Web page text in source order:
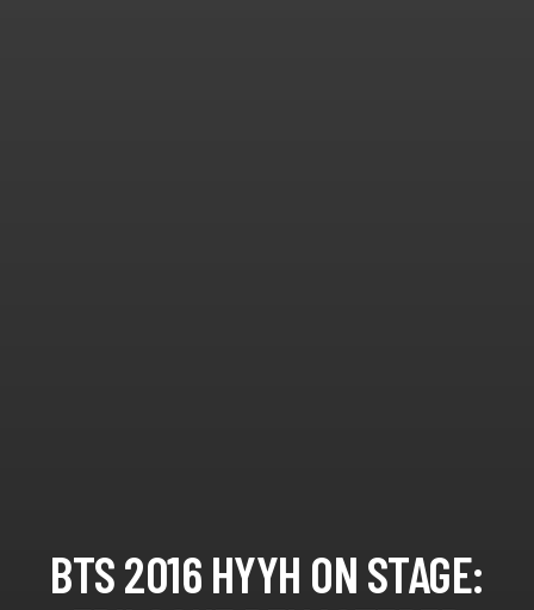
BTS 2016 HYYH ON STAGE: